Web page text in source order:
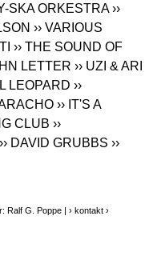
SKA ORKESTRA ››
›› VARIOUS
›› THE SOUND OF
LETTER ›› UZI & ARI
LEOPARD ››
›› IT'S A
CLUB ››
›› DAVID GRUBBS ››
Ralf G. Poppe |› kontakt ›